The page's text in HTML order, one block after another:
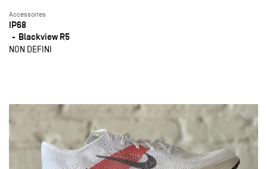
Accessoires
IP68
Blackview R5
NON DEFINI